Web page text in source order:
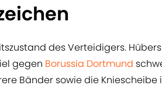
des Verteidigers. Hübers
gegen Borussia Dortmund
Bänder sowie die Kniescheibe